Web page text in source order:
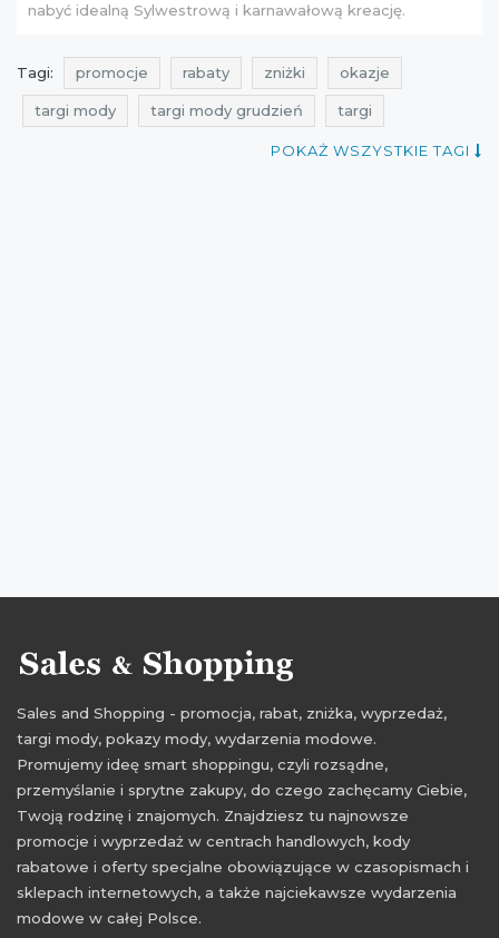
nabyć idealną Sylwestrową i karnawałową kreację.
Tagi: promocje rabaty zniżki okazje
targi mody targi mody grudzień targi
targi mody warszawa
POKAŻ WSZYSTKIE TAGI
Sales and Shopping - promocja, rabat, zniżka, wyprzedaż,
targi mody, pokazy mody, wydarzenia modowe.
Promujemy ideę smart shoppingu, czyli rozsądne,
przemyślanie i sprytne zakupy, do czego zachęcamy Ciebie,
Twoją rodzinę i znajomych. Znajdziesz tu najnowsze
promocje i wyprzedaż w centrach handlowych, kody
rabatowe i oferty specjalne obowiązujące w czasopismach i
sklepach internetowych, a także najciekawsze wydarzenia
modowe w całej Polsce.